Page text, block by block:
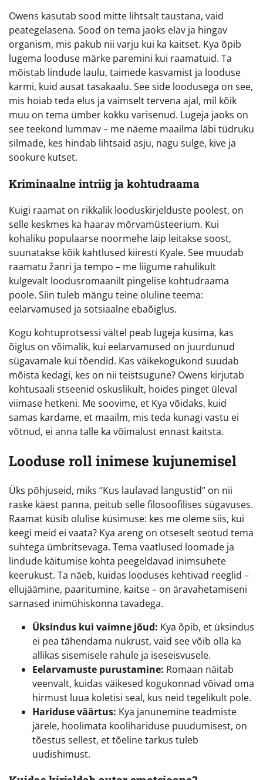
Owens kasutab sood mitte lihtsalt taustana, vaid
peategelasena. Sood on tema jaoks elav ja hingav
organism, mis pakub nii varju kui ka kaitset. Kya õpib
lugema looduse märke paremini kui raamatuid. Ta
mõistab lindude laulu, taimede kasvamist ja looduse
karmi, kuid ausat tasakaalu. See side loodusega on see,
mis hoiab teda elus ja vaimselt tervena ajal, mil kõik
muu on tema ümber kokku varisenud. Lugeja jaoks on
see teekond lummav – me näeme maailma läbi tüdruku
silmade, kes hindab lihtsaid asju, nagu sulge, kive ja
sookure kutset.
Kriminaalne intriig ja kohtudraama
Kuigi raamat on rikkalik looduskirjelduste poolest, on
selle keskmes ka haarav mõrvamüsteerium. Kui
kohaliku populaarse noormehe laip leitakse soost,
suunatakse kõik kahtlused kiiresti Kyale. See muudab
raamatu žanri ja tempo – me liigume rahulikult
kulgevalt loodusromaanilt pingelise kohtudraama
poole. Siin tuleb mängu teine oluline teema:
eelarvamused ja sotsiaalne ebaõiglus.
Kogu kohtuprotsessi vältel peab lugeja küsima, kas
õiglus on võimalik, kui eelarvamused on juurdunud
sügavamale kui tõendid. Kas väikekogukond suudab
mõista kedagi, kes on nii teistsugune? Owens kirjutab
kohtusaali stseenid oskuslikult, hoides pinget üleval
viimase hetkeni. Me soovime, et Kya võidaks, kuid
samas kardame, et maailm, mis teda kunagi vastu ei
võtnud, ei anna talle ka võimalust ennast kaitsta.
Looduse roll inimese kujunemisel
Üks põhjuseid, miks “Kus laulavad langustid” on nii
raske käest panna, peitub selle filosoofilises sügavuses.
Raamat küsib olulise küsimuse: kes me oleme siis, kui
keegi meid ei vaata? Kya areng on otseselt seotud tema
suhtega ümbritsevaga. Tema vaatlused loomade ja
lindude käitumise kohta peegeldavad inimsuhete
keerukust. Ta näeb, kuidas looduses kehtivad reeglid –
ellujäämine, paaritumine, kaitse – on äravahetamiseni
sarnased inimühiskonna tavadega.
Üksindus kui vaimne jõud: Kya õpib, et üksindus
ei pea tähendama nukrust, vaid see võib olla ka
allikas sisemisele rahule ja iseseisvusele.
Eelarvamuste purustamine: Romaan näitab
veenvalt, kuidas väikesed kogukonnad võivad oma
hirmust luua koletisi seal, kus neid tegelikult pole.
Hariduse väärtus: Kya janunemine teadmiste
järele, hoolimata koolihariduse puudumisest, on
tõestus sellest, et tõeline tarkus tuleb
uudishimust.